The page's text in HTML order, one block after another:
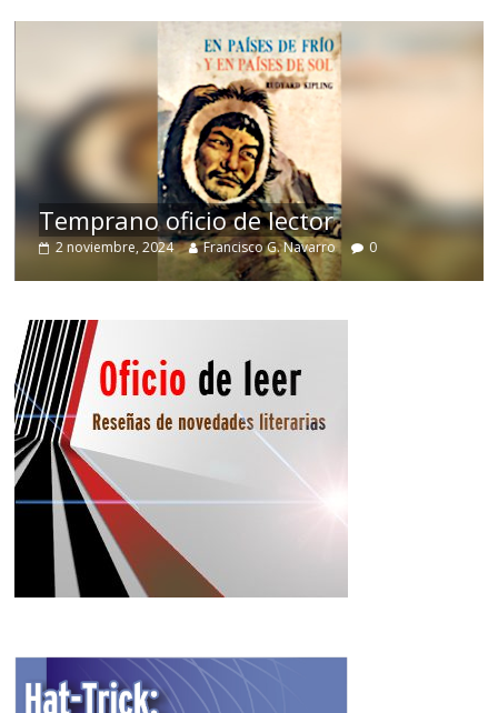
Temprano oficio de lector
2 noviembre, 2024 Francisco G. Navarro 0